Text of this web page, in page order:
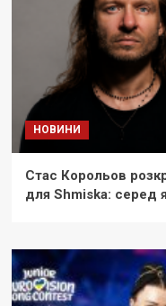
НОВИНИ
Стас Корольов
для Shmiska: серед